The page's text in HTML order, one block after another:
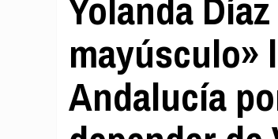
mayúsculo»
Andalucía